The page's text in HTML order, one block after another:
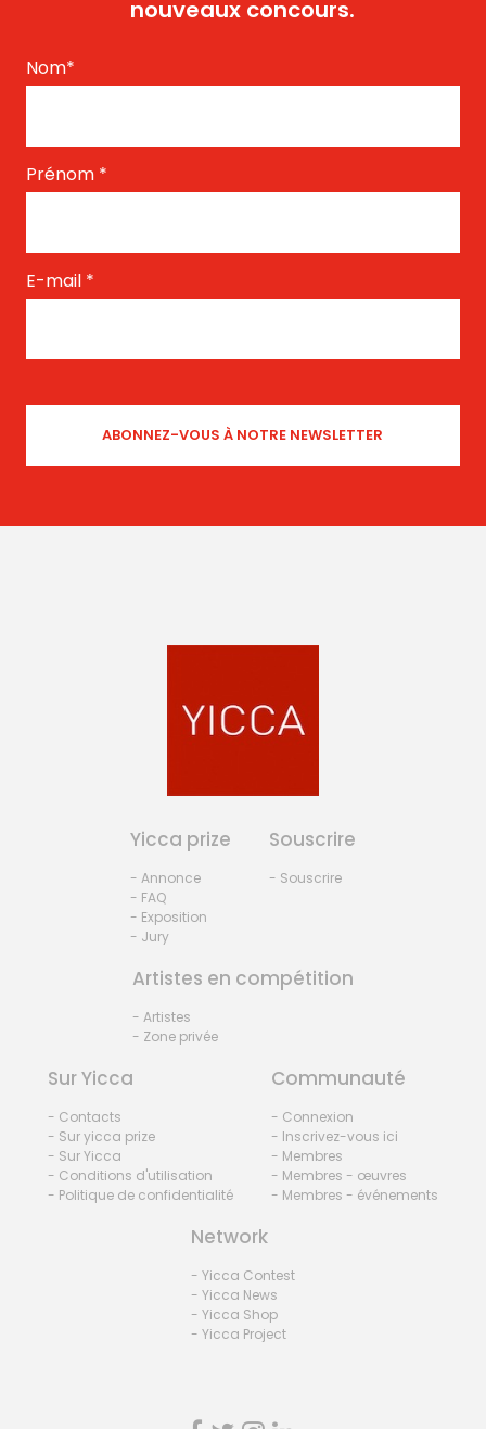
nouveaux concours.
Nom*
Prénom *
E-mail *
Yicca prize
- Annonce
- FAQ
- Exposition
- Jury
Souscrire
- Souscrire
Artistes en compétition
- Artistes
- Zone privée
Sur Yicca
- Contacts
- Sur yicca prize
- Sur Yicca
- Conditions d'utilisation
- Politique de confidentialité
Communauté
- Connexion
- Inscrivez-vous ici
- Membres
- Membres - œuvres
- Membres - événements
Network
- Yicca Contest
- Yicca News
- Yicca Shop
- Yicca Project